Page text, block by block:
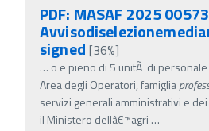
PDF: MASAF 2025
signed [36%]
… o e pieno di 5 unitÃ di
Area degli Operatori, famiglia
servizi generali amministrativi e
il Ministero dellâ€™agri …